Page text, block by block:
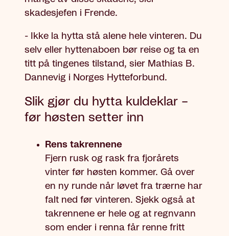
skadesjefen i Frende.
- Ikke la hytta stå alene hele vinteren. Du
selv eller hyttenaboen bør reise og ta en
titt på tingenes tilstand, sier Mathias B.
Dannevig i Norges Hytteforbund.
Slik gjør du hytta kuldeklar –
før høsten setter inn
Rens takrennene
Fjern rusk og rask fra fjorårets
vinter før høsten kommer. Gå over
en ny runde når løvet fra trærne har
falt ned før vinteren. Sjekk også at
takrennene er hele og at regnvann
som ender i renna får renne fritt